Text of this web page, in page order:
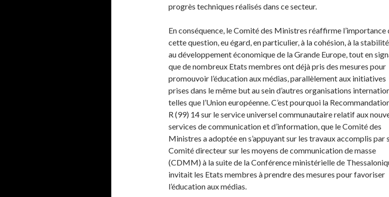
progrès techniques réalisés dans ce secteur.
En conséquence, le Comité des Ministres réaffirme l’importance
cette question, eu égard, en particulier, à la cohésion, à la
au développement économique de la Grande Europe, tout en
que de nombreux Etats membres ont déjà pris des mesures pour
promouvoir l’éducation aux médias, parallèlement aux initiatives
prises dans le même but au sein d’autres organisations
telles que l’Union européenne. C’est pourquoi la
R (99) 14 sur le service universel communautaire relatif aux
services de communication et d’information, que le Comité des
Ministres a adoptée en s’appuyant sur les travaux accomplis par
Comité directeur sur les moyens de communication de masse
(CDMM) à la suite de la Conférence ministérielle de
invitait les Etats membres à prendre des mesures pour favoriser
l’éducation aux médias.